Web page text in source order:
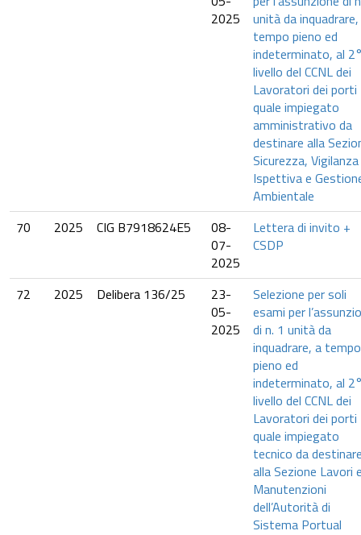
2025
unità da
tempo pieno ed
indeterminato, al
livello del CCNL dei
Lavoratori dei porti
quale impiegato
amministrativo da
destinare alla
Sicurezza, Vigilanza
Ispettiva e
Ambientale
70
2025 CIG B7918624E5
08-
07-
2025
Lettera di invito +
CSDP
72 2025 Delibera 136/25
23-
05-
2025
Selezione per soli
esami per
di n. 1 unità da
inquadrare, a tempo
pieno ed
indeterminato, al
livello del CCNL dei
Lavoratori dei porti
quale impiegato
tecnico da
alla Sezione Lavori
Manutenzioni
dell’Autorità di
Sistema Portual